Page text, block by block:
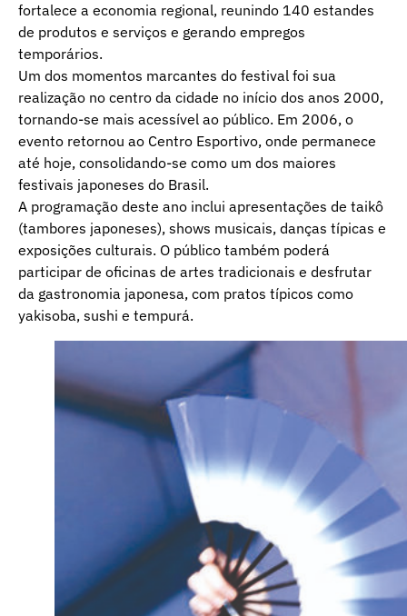
fortalece a economia regional, reunindo 140 estandes
de produtos e serviços e gerando empregos
temporários.
Um dos momentos marcantes do festival foi sua
realização no centro da cidade no início dos anos 2000,
tornando-se mais acessível ao público. Em 2006, o
evento retornou ao Centro Esportivo, onde permanece
até hoje, consolidando-se como um dos maiores
festivais japoneses do Brasil.
A programação deste ano inclui apresentações de taikô
(tambores japoneses), shows musicais, danças típicas e
exposições culturais. O público também poderá
participar de oficinas de artes tradicionais e desfrutar
da gastronomia japonesa, com pratos típicos como
yakisoba, sushi e tempurá.